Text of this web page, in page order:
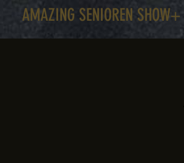
AMAZING SENIOREN SHOW+